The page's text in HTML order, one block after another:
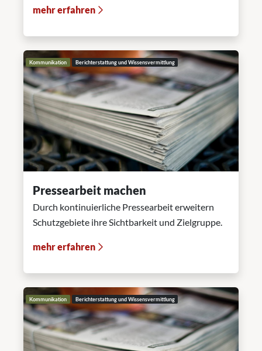
mehr erfahren
Kommunikation Berichterstattung und Wissensvermittlung
Pressearbeit machen
Durch kontinuierliche Pressearbeit erweitern
Schutzgebiete ihre Sichtbarkeit und Zielgruppe.
mehr erfahren
Kommunikation Berichterstattung und Wissensvermittlung